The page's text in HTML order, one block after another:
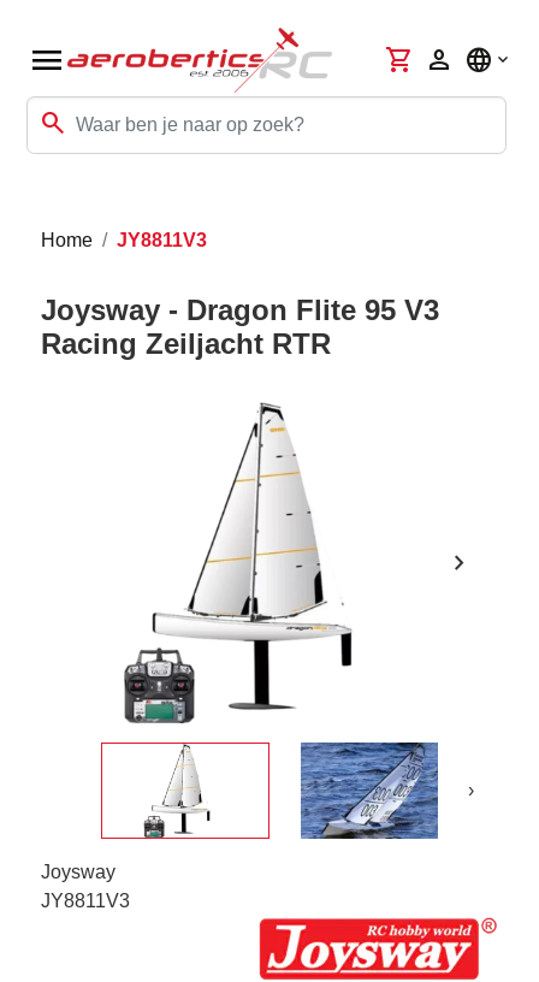
menu
search
shopping_cart person language
Home JY8811V3
Joysway - Dragon Flite 95 V3
Racing Zeiljacht RTR
chevron_right
›
Joysway
JY8811V3